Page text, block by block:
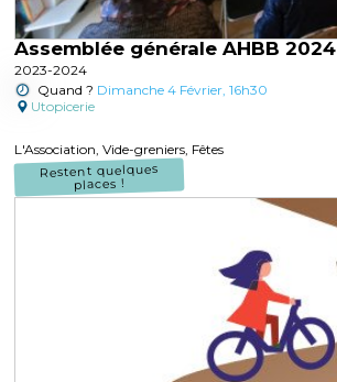
Assemblée générale AHBB 2024
2023-2024
Quand ? Dimanche 4 Février, 16h30
Utopicerie
L'Association, Vide-greniers, Fêtes
Restent quelques
places !